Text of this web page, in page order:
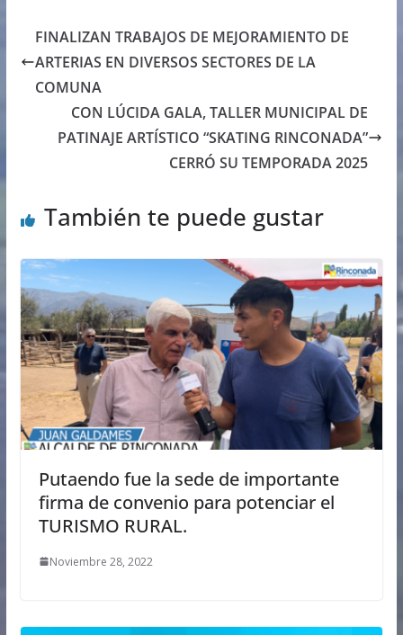
FINALIZAN TRABAJOS DE MEJORAMIENTO DE
ARTERIAS EN DIVERSOS SECTORES DE LA
COMUNA
CON LÚCIDA GALA, TALLER MUNICIPAL DE
PATINAJE ARTÍSTICO “SKATING RINCONADA”
CERRÓ SU TEMPORADA 2025
También te puede gustar
Putaendo fue la sede de importante
firma de convenio para potenciar el
TURISMO RURAL.
Noviembre 28, 2022